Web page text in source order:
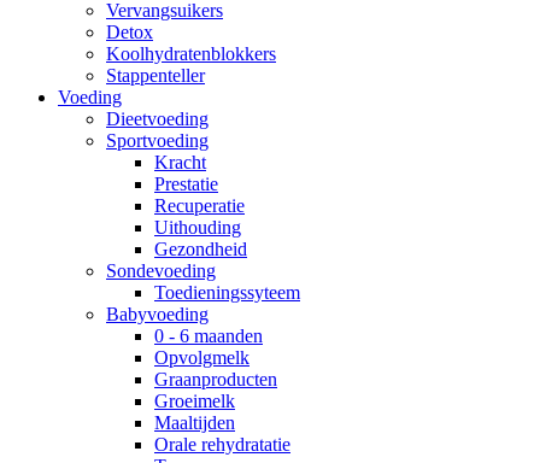
Vervangsuikers
Detox
Koolhydratenblokkers
Stappenteller
Voeding
Dieetvoeding
Sportvoeding
Kracht
Prestatie
Recuperatie
Uithouding
Gezondheid
Sondevoeding
Toedieningssyteem
Babyvoeding
0 - 6 maanden
Opvolgmelk
Graanproducten
Groeimelk
Maaltijden
Orale rehydratatie